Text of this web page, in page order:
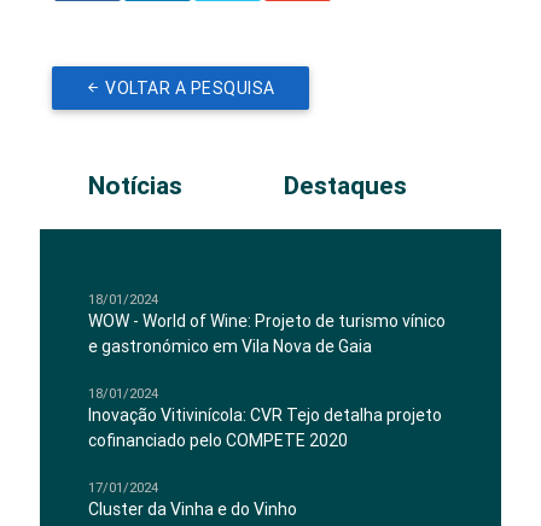
VOLTAR A PESQUISA
Notícias Destaques
18/01/2024
WOW - World of Wine: Projeto de turismo vínico
e gastronómico em Vila Nova de Gaia
18/01/2024
Inovação Vitivinícola: CVR Tejo detalha projeto
cofinanciado pelo COMPETE 2020
17/01/2024
Cluster da Vinha e do Vinho